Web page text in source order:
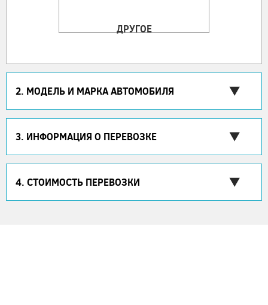
ДРУГОЕ
2. МОДЕЛЬ И МАРКА АВТОМОБИЛЯ
3. ИНФОРМАЦИЯ О ПЕРЕВОЗКЕ
4. СТОИМОСТЬ ПЕРЕВОЗКИ